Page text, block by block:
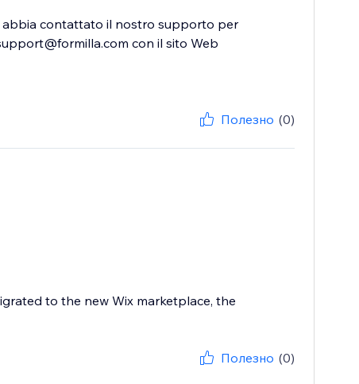
abbia contattato il nostro supporto per
con il sito Web
Полезно (0)
to the new Wix marketplace, the
Полезно (0)